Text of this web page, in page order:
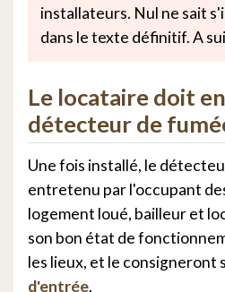
installateurs. Nul ne sait
dans le texte définitif. A
Le locataire doit
détecteur de
Une fois installé, le
entretenu par l'occupant
logement loué, bailleur et
son bon état de
les lieux, et le consigneront
d'entrée.